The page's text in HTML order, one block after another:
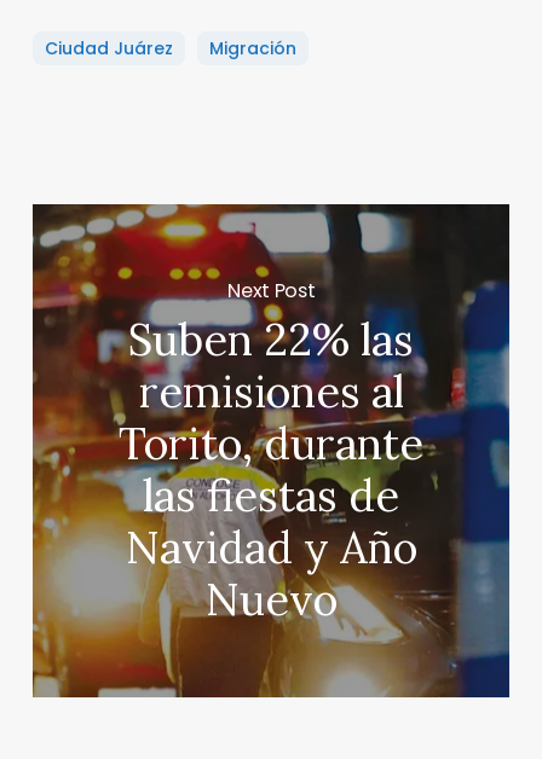
Ciudad Juárez Migración
Next Post
Suben 22% las
remisiones al
Torito, durante
las fiestas de
Navidad y Año
Nuevo